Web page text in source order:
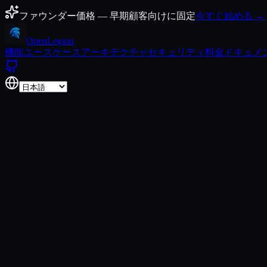
コンテンツにスキップ
ファウンダー価格 — 早期顧客向けに固定今すぐ始める →
OpenLegion
機能ユースケースアーキテクチャセキュリティ料金 ドキュメ